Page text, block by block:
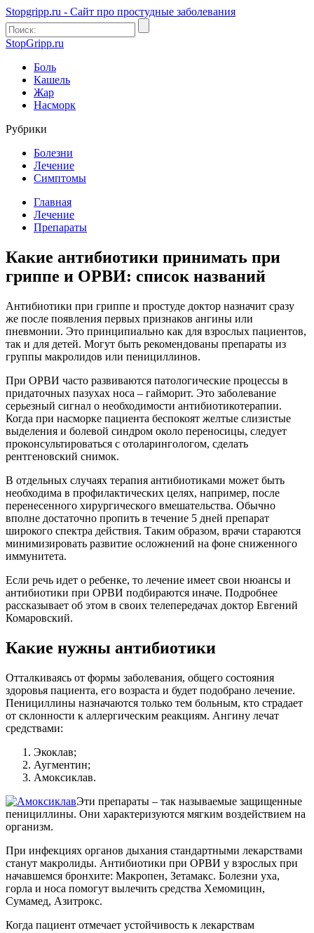
Stopgripp.ru - Cайт про простудные заболевания
StopGripp.ru
Боль
Кашель
Жар
Насморк
Рубрики
Болезни
Лечение
Симптомы
Главная
Лечение
Препараты
Какие антибиотики принимать при
гриппе и ОРВИ: список названий
Антибиотики при гриппе и простуде доктор назначит сразу
же после появления первых признаков ангины или
пневмонии. Это принципиально как для взрослых пациентов,
так и для детей. Могут быть рекомендованы препараты из
группы макролидов или пенициллинов.
При ОРВИ часто развиваются патологические процессы в
придаточных пазухах носа – гайморит. Это заболевание
серьезный сигнал о необходимости антибиотикотерапии.
Когда при насморке пациента беспокоят желтые слизистые
выделения и болевой синдром около переносицы, следует
проконсультироваться с отоларингологом, сделать
рентгеновский снимок.
В отдельных случаях терапия антибиотиками может быть
необходима в профилактических целях, например, после
перенесенного хирургического вмешательства. Обычно
вполне достаточно пропить в течение 5 дней препарат
широкого спектра действия. Таким образом, врачи стараются
минимизировать развитие осложнений на фоне сниженного
иммунитета.
Если речь идет о ребенке, то лечение имеет свои нюансы и
антибиотики при ОРВИ подбираются иначе. Подробнее
рассказывает об этом в своих телепередачах доктор Евгений
Комаровский.
Какие нужны антибиотики
Отталкиваясь от формы заболевания, общего состояния
здоровья пациента, его возраста и будет подобрано лечение.
Пенициллины назначаются только тем больным, кто страдает
от склонности к аллергическим реакциям. Ангину лечат
средствами:
Экоклав;
Аугментин;
Амоксиклав.
Эти препараты – так называемые защищенные
пенициллины. Они характеризуются мягким воздействием на
организм.
При инфекциях органов дыхания стандартными лекарствами
станут макролиды. Антибиотики при ОРВИ у взрослых при
начавшемся бронхите: Макропен, Зетамакс. Болезни уха,
горла и носа помогут вылечить средства Хемомицин,
Сумамед, Азитрокс.
Когда пациент отмечает устойчивость к лекарствам